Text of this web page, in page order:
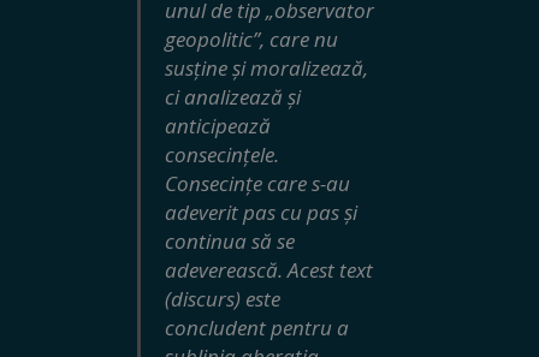
unul de tip „observator
geopolitic”, care nu
susține și moralizează,
ci analizează și
anticipează
consecințele.
Consecințe care s-au
adeverit pas cu pas și
continua să se
adeverească. Acest text
(discurs) este
concludent pentru a